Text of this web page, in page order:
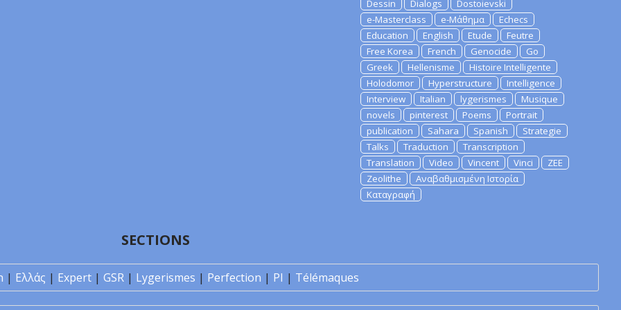
Dessin
Dialogs
Dostoievski
e-Masterclass
e-Μάθημα
Echecs
Education
English Etude
Feutre
Free Korea
French Genocide
Go
Greek
Hellenisme
Histoire Intelligente
Holodomor
Hyperstructure
Intelligence
Interview
Italian lygerismes
Musique
novels
pinterest Poems
Portrait
publication
Sahara Spanish
Strategie
Talks
Traduction
Transcription
Translation
Video Vincent Vinci
ZEE
Zeolithe
Αναβαθμισμένη Ιστορία
Καταγραφή
SECTIONS
| Ελλάς | Expert | GSR | Lygerismes | Perfection | PI | Télémaques